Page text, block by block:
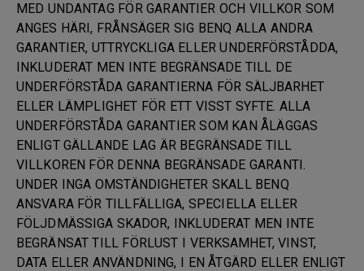
MED UNDANTAG FÖR GARANTIER OCH VILLKOR SOM
ANGES HÄRI, FRÅNSÄGER SIG BENQ ALLA ANDRA
GARANTIER, UTTRYCKLIGA ELLER UNDERFÖRSTÅDDA,
INKLUDERAT MEN INTE BEGRÄNSADE TILL DE
UNDERFÖRSTÅDA GARANTIERNA FÖR SÄLJBARHET
ELLER LÄMPLIGHET FÖR ETT VISST SYFTE. ALLA
UNDERFÖRSTÅDA GARANTIER SOM KAN ÅLÄGGAS
ENLIGT GÄLLANDE LAG ÄR BEGRÄNSADE TILL
VILLKOREN FÖR DENNA BEGRÄNSADE GARANTI.
UNDER INGA OMSTÄNDIGHETER SKALL BENQ
ANSVARA FÖR TILLFÄLLIGA, SPECIELLA ELLER
FÖLJDMÄSSIGA SKADOR, INKLUDERAT MEN INTE
BEGRÄNSAT TILL FÖRLUST I VERKSAMHET, VINST,
DATA ELLER ANVÄNDNING, I EN ÅTGÄRD ELLER ENLIGT